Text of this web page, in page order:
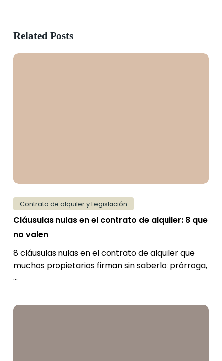
Related Posts
Cláusulas
valen
Contrato de alquiler y Legislación
Cláusulas nulas en el contrato de alquiler: 8 que
no valen
8 cláusulas nulas en el contrato de alquiler que
muchos propietarios firman sin saberlo: prórroga,
…
Nueva